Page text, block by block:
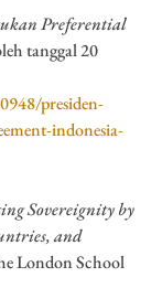
Preferential
tanggal 20
presiden-
indonesia-
Sovereignity by
and
London School